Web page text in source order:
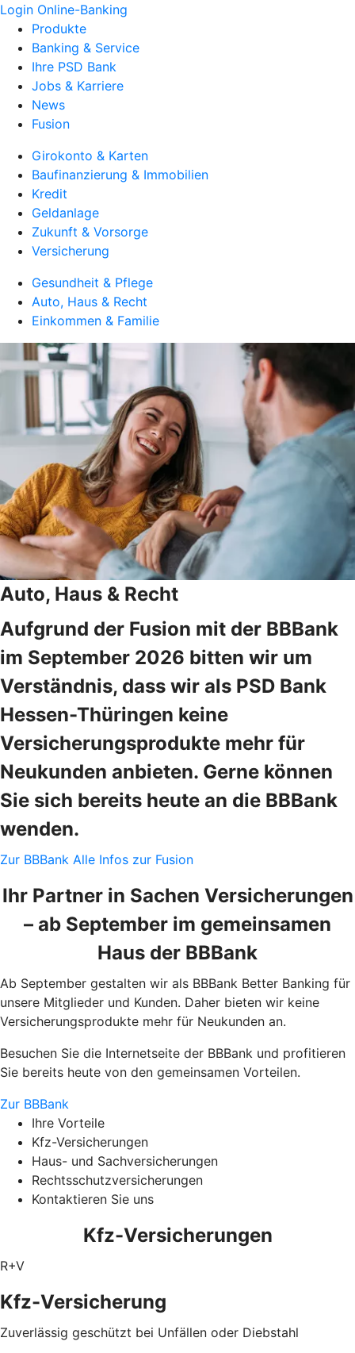
Login Online-Banking
Produkte
Banking & Service
Ihre PSD Bank
Jobs & Karriere
News
Fusion
Girokonto & Karten
Baufinanzierung & Immobilien
Kredit
Geldanlage
Zukunft & Vorsorge
Versicherung
Gesundheit & Pflege
Auto, Haus & Recht
Einkommen & Familie
Auto, Haus & Recht
Aufgrund der Fusion mit der BBBank
im September 2026 bitten wir um
Verständnis, dass wir als PSD Bank
Hessen-Thüringen keine
Versicherungsprodukte mehr für
Neukunden anbieten. Gerne können
Sie sich bereits heute an die BBBank
wenden.
Zur BBBank Alle Infos zur Fusion
Ihr Partner in Sachen Versicherungen
– ab September im gemeinsamen
Haus der BBBank
Ab September gestalten wir als BBBank Better Banking für
unsere Mitglieder und Kunden. Daher bieten wir keine
Versicherungsprodukte mehr für Neukunden an.
Besuchen Sie die Internetseite der BBBank und profitieren
Sie bereits heute von den gemeinsamen Vorteilen.
Zur BBBank
Ihre Vorteile
Kfz-Versicherungen
Haus- und Sachversicherungen
Rechtsschutzversicherungen
Kontaktieren Sie uns
Kfz-Versicherungen
R+V
Kfz-Versicherung
Zuverlässig geschützt bei Unfällen oder Diebstahl